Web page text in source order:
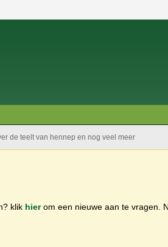
de teelt van hennep en nog veel meer
klik hierom een nieuwe aan te vragen.